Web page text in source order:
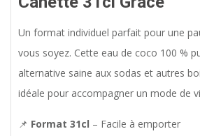
Un format individuel parfait pour une
vous soyez. Cette eau de coco 100 %
alternative saine aux sodas et autres
idéale pour accompagner un mode de
📌 Format 31cl – Facile à emporter